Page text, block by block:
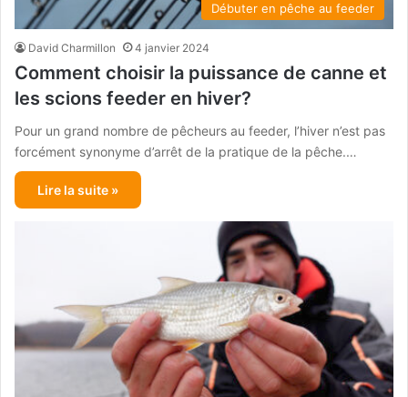
Débuter en pêche au feeder
David Charmillon 4 janvier 2024
Comment choisir la puissance de canne et
les scions feeder en hiver?
Pour un grand nombre de pêcheurs au feeder, l’hiver n’est pas
forcément synonyme d’arrêt de la pratique de la pêche.…
Lire la suite »